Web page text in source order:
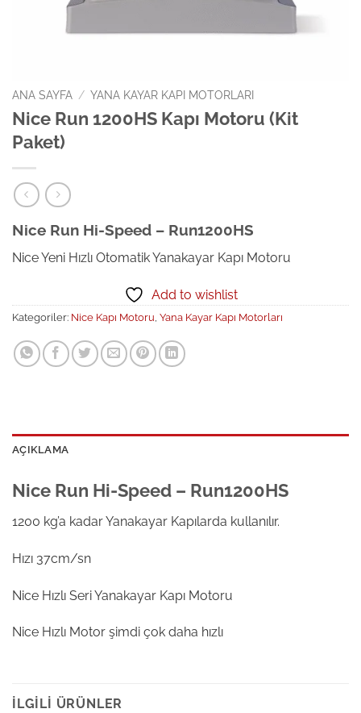
ANA SAYFA / YANA KAYAR KAPI MOTORLARI
Nice Run 1200HS Kapı Motoru (Kit
Paket)
Nice Run Hi-Speed – Run1200HS
Nice Yeni Hızlı Otomatik Yanakayar Kapı Motoru
Add to wishlist
Kategoriler: Nice Kapı Motoru Yana Kayar Kapı Motorları
AÇIKLAMA
Nice Run Hi-Speed – Run1200HS
1200 kg’a kadar Yanakayar Kapılarda kullanılır.
Hızı 37cm/sn
Nice Hızlı Seri Yanakayar Kapı Motoru
Nice Hızlı Motor şimdi çok daha hızlı
İLGILI ÜRÜNLER